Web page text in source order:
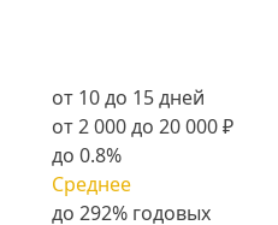
от 10 до 15 дней
от 2 000 до 20 000 ₽
до 0.8%
Среднее